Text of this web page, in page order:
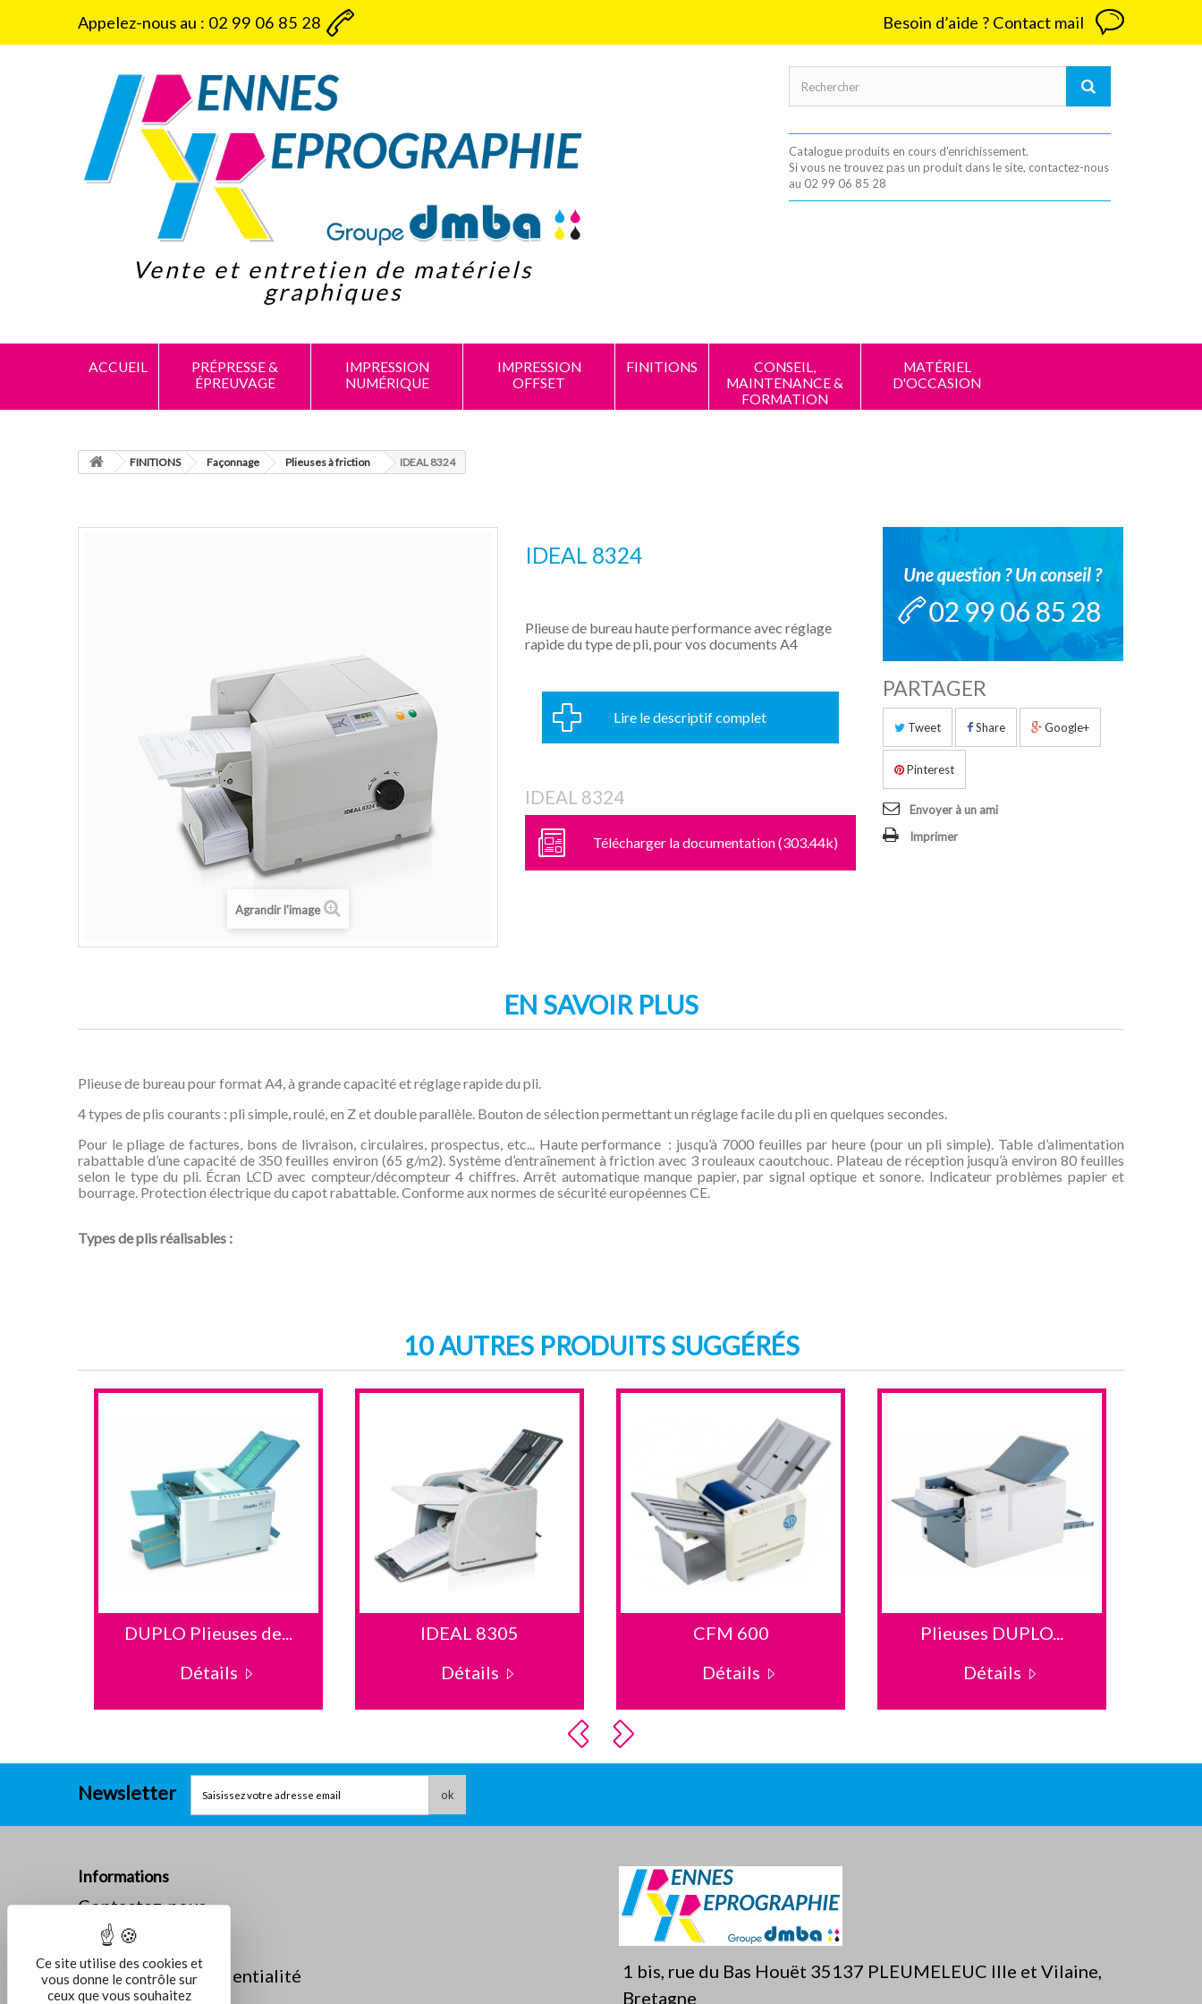
Besoin d’aide ? Contact mail
Appelez-nous au : 02 99 06 85 28
Catalogue produits en cours d'enrichissement.
Si vous ne trouvez pas un produit dans le site, contactez-nous
au 02 99 06 85 28
Vente et entretien de matériels
graphiques
ACCUEIL
PRÉPRESSE &
ÉPREUVAGE
IMPRESSION
NUMÉRIQUE
IMPRESSION
OFFSET
FINITIONS
CONSEIL,
MAINTENANCE &
FORMATION
MATÉRIEL
D'OCCASION
FINITIONS Façonnage Plieuses à friction IDEAL 8324
Agrandir l'image
IDEAL 8324
Plieuse de bureau haute performance avec réglage
rapide du type de pli, pour vos documents A4
Lire le descriptif complet
IDEAL 8324
Télécharger la documentation (303.44k)
PARTAGER
Tweet Share Google+
Pinterest
Envoyer à un ami
Imprimer
EN SAVOIR PLUS
Plieuse de bureau pour format A4, à grande capacité et réglage rapide du pli.
4 types de plis courants : pli simple, roulé, en Z et double parallèle. Bouton de sélection permettant un réglage facile du pli en quelques secondes.
Pour le pliage de factures, bons de livraison, circulaires, prospectus, etc... Haute performance : jusqu’à 7000 feuilles par heure (pour un pli simple). Table d’alimentation
rabattable d’une capacité de 350 feuilles environ (65 g/m2). Système d’entraînement à friction avec 3 rouleaux caoutchouc. Plateau de réception jusqu’à environ 80 feuilles
selon le type du pli. Écran LCD avec compteur/décompteur 4 chiffres. Arrêt automatique manque papier, par signal optique et sonore. Indicateur problèmes papier et
bourrage. Protection électrique du capot rabattable. Conforme aux normes de sécurité européennes CE.
Types de plis réalisables :
10 AUTRES PRODUITS SUGGÉRÉS
DUPLO Plieuses de...
Détails
IDEAL 8305
Détails
CFM 600
Détails
Plieuses DUPLO...
Détails
Newsletter ok
Informations
Contactez-nous
La société
Mentions légales
Politique de confidentialité
1 bis, rue du Bas Houët 35137 PLEUMELEUC Ille et Vilaine,
Bretagne
Ce site utilise des cookies et
vous donne le contrôle sur
ceux que vous souhaitez